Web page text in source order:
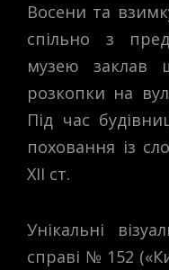
Восени та
спільно з
музею заклав
розкопки на
Під час
поховання із
ХІІ ст.
Унікальні
справі № 152